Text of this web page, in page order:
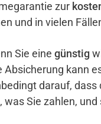
zur
und in vielen
Sie eine günstig
Absicherung kann
darauf,
was Sie zahlen,